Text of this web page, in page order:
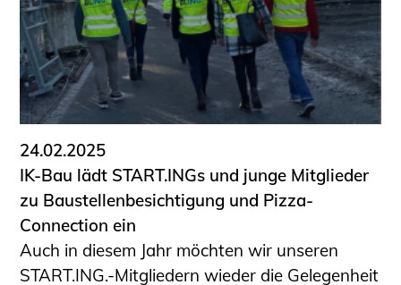
24.02.2025
IK-Bau lädt START.INGs und junge Mitglieder
zu Baustellenbesichtigung und Pizza-
Connection ein
Auch in diesem Jahr möchten wir unseren
START.ING.-Mitgliedern wieder die Gelegenheit